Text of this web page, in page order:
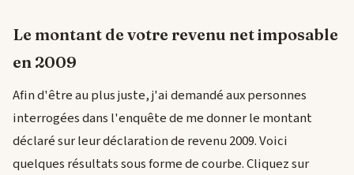
Le montant de votre revenu net imposable
en 2009
Afin d'être au plus juste, j'ai demandé aux personnes
interrogées dans l'enquête de me donner le montant
déclaré sur leur déclaration de revenu 2009. Voici
quelques résultats sous forme de courbe. Cliquez sur